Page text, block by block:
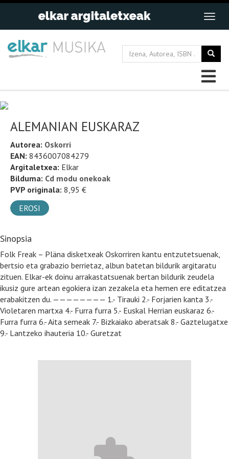
ALEMANIAN EUSKARAZ
Autorea: Oskorri
EAN: 8436007084279
Argitaletxea: Elkar
Bilduma: Cd modu onekoak
PVP originala: 8,95 €
EROSI
Sinopsia
Folk Freak – Pläna disketxeak Oskorriren kantu entzutetsuenak,
bertsio eta grabazio berrietaz, albun batetan bildurik argitaratu
zituen. Elkar-ek doinu arrakastatsuenak bertan bildurik zeudela
ikusiz gure artean egokiera izan zezakela eta hemen ere editatzea
erabakitzen du. ———————— 1.- Tirauki 2.- Forjarien kanta 3.-
Violetaren martxa 4.- Furra furra 5.- Euskal Herrian euskaraz 6.-
Furra furra 6.- Aita semeak 7.- Bizkaiako aberatsak 8.- Gaztelugatxe
9.- Lantzeko ihauteria 10.- Guretzat